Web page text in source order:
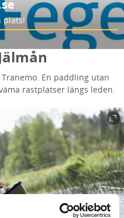
plats!
En paddling utan
rastplatser längs leden.